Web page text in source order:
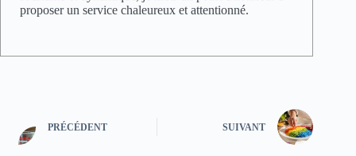
proposer un service chaleureux et attentionné.
PRÉCÉDENT SUIVANT